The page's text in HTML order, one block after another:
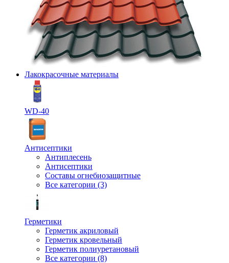
Лакокрасочные материалы
WD-40
Антисептики
Антиплесень
Антисептики
Составы огнебиозащитные
Все категории (3)
Герметики
Герметик акриловый
Герметик кровельный
Герметик полиуретановый
Все категории (8)